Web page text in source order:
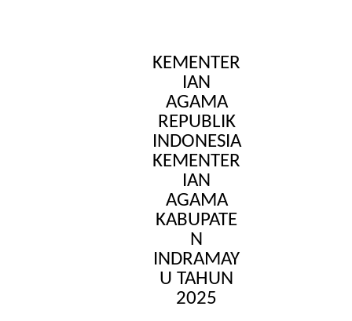
KEMENTER
IAN
AGAMA
REPUBLIK
INDONESIA
KEMENTER
IAN
AGAMA
KABUPATE
N
INDRAMAY
U TAHUN
2025